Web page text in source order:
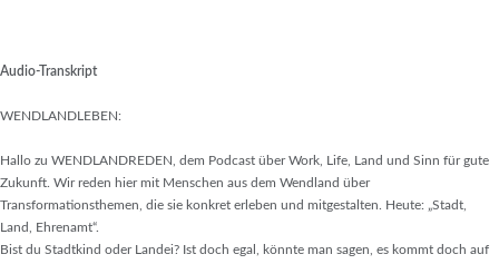
Audio-Transkript
WENDLANDLEBEN:
Hallo zu WENDLANDREDEN, dem Podcast über Work, Life, Land und Sinn für gute
Zukunft. Wir reden hier mit Menschen aus dem Wendland über
Transformationsthemen, die sie konkret erleben und mitgestalten. Heute: „Stadt,
Land, Ehrenamt“.
Bist du Stadtkind oder Landei? Ist doch egal, könnte man sagen, es kommt doch auf